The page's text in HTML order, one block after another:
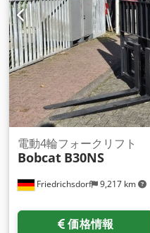
Friedrichsdorf 9,217 km
電動4輪フォークリフト
Bobcat B30NS
価格情報